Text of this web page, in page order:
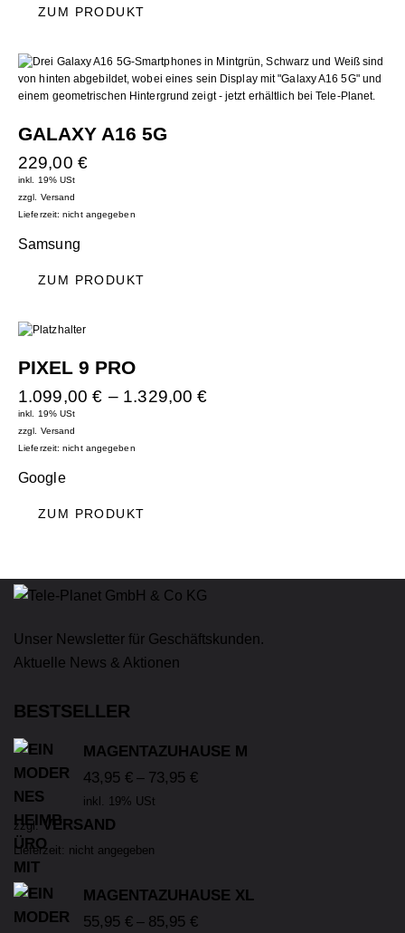
ZUM PRODUKT
GALAXY A16 5G
229,00 €
inkl. 19% USt
zzgl. Versand
Lieferzeit: nicht angegeben
Samsung
ZUM PRODUKT
PIXEL 9 PRO
1.099,00 € – 1.329,00€
inkl. 19% USt
zzgl. Versand
Lieferzeit: nicht angegeben
Google
ZUM PRODUKT
Unser Newsletter für Geschäftskunden.
Aktuelle News & Aktionen
BESTSELLER
MAGENTAZUHAUSE M
43,95 € – 73,95 €
inkl. 19% USt
zzgl.VERSAND
Lieferzeit: nicht angegeben
MAGENTAZUHAUSE XL
55,95 € – 85,95 €